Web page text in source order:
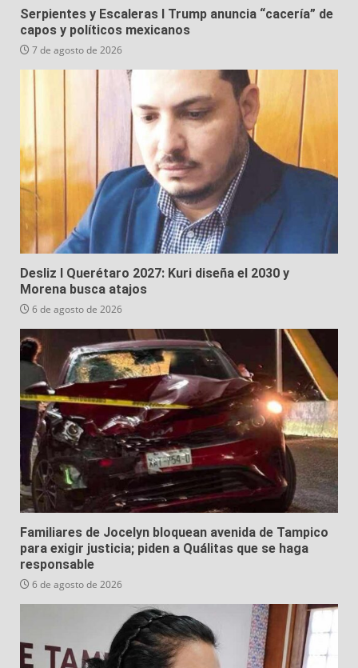
Serpientes y Escaleras I Trump anuncia “cacería” de
capos y políticos mexicanos
7 de agosto de 2026
Desliz I Querétaro 2027: Kuri diseña el 2030 y
Morena busca atajos
6 de agosto de 2026
Familiares de Jocelyn bloquean avenida de Tampico
para exigir justicia; piden a Quálitas que se haga
responsable
6 de agosto de 2026